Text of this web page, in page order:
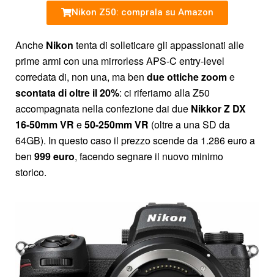
Nikon Z50: comprala su Amazon
Anche Nikon tenta di solleticare gli appassionati alle
prime armi con una mirrorless APS-C entry-level
corredata di, non una, ma ben due ottiche zoome
scontata di oltre il 20%: ci riferiamo alla Z50
accompagnata nella confezione dai due Nikkor Z DX
16-50mm VR e50-250mm VR (oltre a una SD da
64GB). In questo caso il prezzo scende da 1.286 euro a
ben 999 euro, facendo segnare il nuovo minimo
storico.